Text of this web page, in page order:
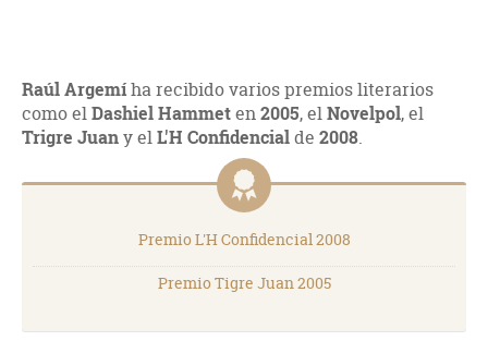
Raúl Argemíha recibido varios premios literarios
como elDashiel Hammeten2005, elNovelpol, el
Trigre Juany elL'H Confidencialde 2008.
Premio L'H Confidencial 2008
Premio Tigre Juan 2005